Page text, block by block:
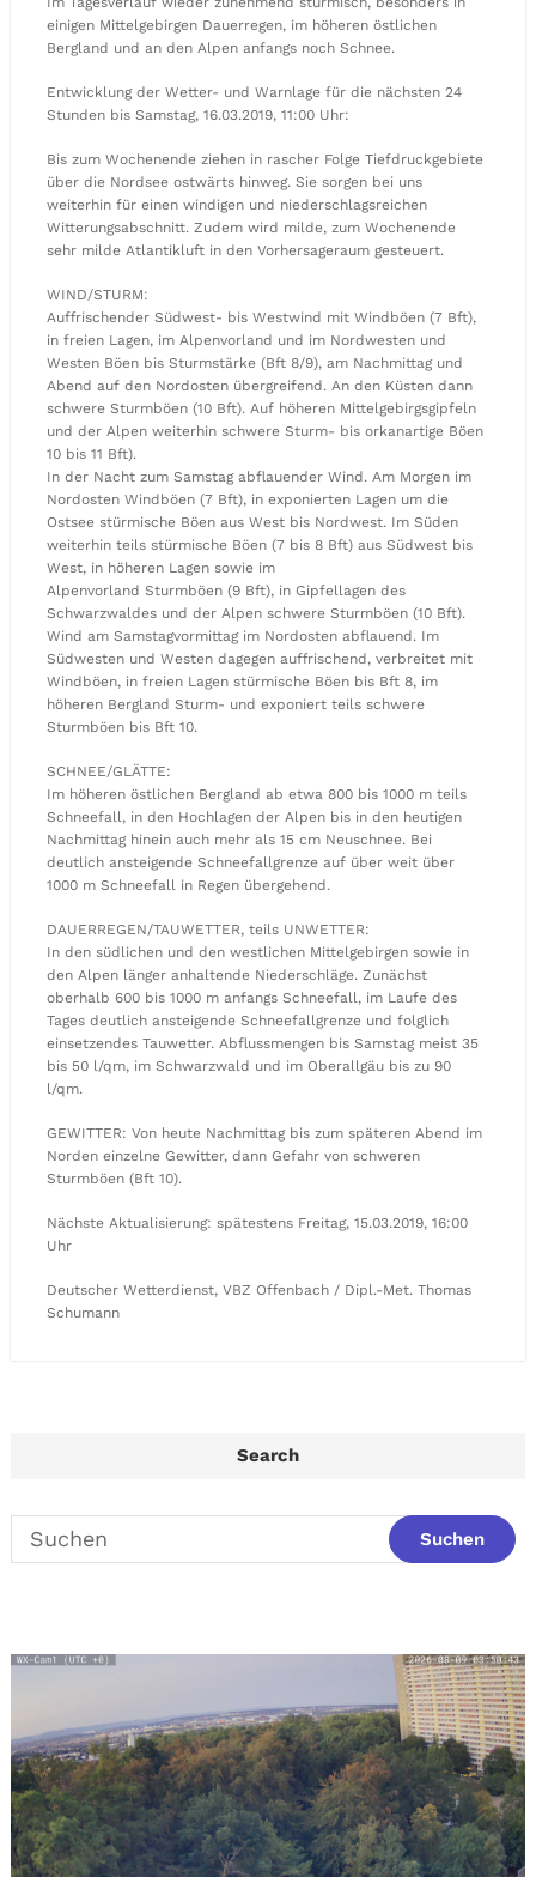
einigen Mittelgebirgen Dauerregen, im höheren östlichen
Bergland und an den Alpen anfangs noch Schnee.
Entwicklung der Wetter- und Warnlage für die nächsten 24
Stunden bis Samstag, 16.03.2019, 11:00 Uhr:
Bis zum Wochenende ziehen in rascher Folge Tiefdruckgebiete
über die Nordsee ostwärts hinweg. Sie sorgen bei uns
weiterhin für einen windigen und niederschlagsreichen
Witterungsabschnitt. Zudem wird milde, zum Wochenende
sehr milde Atlantikluft in den Vorhersageraum gesteuert.
WIND/STURM:
Auffrischender Südwest- bis Westwind mit Windböen (7 Bft),
in freien Lagen, im Alpenvorland und im Nordwesten und
Westen Böen bis Sturmstärke (Bft 8/9), am Nachmittag und
Abend auf den Nordosten übergreifend. An den Küsten dann
schwere Sturmböen (10 Bft). Auf höheren Mittelgebirgsgipfeln
und der Alpen weiterhin schwere Sturm- bis orkanartige Böen
10 bis 11 Bft).
In der Nacht zum Samstag abflauender Wind. Am Morgen im
Nordosten Windböen (7 Bft), in exponierten Lagen um die
Ostsee stürmische Böen aus West bis Nordwest. Im Süden
weiterhin teils stürmische Böen (7 bis 8 Bft) aus Südwest bis
West, in höheren Lagen sowie im
Alpenvorland Sturmböen (9 Bft), in Gipfellagen des
Schwarzwaldes und der Alpen schwere Sturmböen (10 Bft).
Wind am Samstagvormittag im Nordosten abflauend. Im
Südwesten und Westen dagegen auffrischend, verbreitet mit
Windböen, in freien Lagen stürmische Böen bis Bft 8, im
höheren Bergland Sturm- und exponiert teils schwere
Sturmböen bis Bft 10.
SCHNEE/GLÄTTE:
Im höheren östlichen Bergland ab etwa 800 bis 1000 m teils
Schneefall, in den Hochlagen der Alpen bis in den heutigen
Nachmittag hinein auch mehr als 15 cm Neuschnee. Bei
deutlich ansteigende Schneefallgrenze auf über weit über
1000 m Schneefall in Regen übergehend.
DAUERREGEN/TAUWETTER, teils UNWETTER:
In den südlichen und den westlichen Mittelgebirgen sowie in
den Alpen länger anhaltende Niederschläge. Zunächst
oberhalb 600 bis 1000 m anfangs Schneefall, im Laufe des
Tages deutlich ansteigende Schneefallgrenze und folglich
einsetzendes Tauwetter. Abflussmengen bis Samstag meist 35
bis 50 l/qm, im Schwarzwald und im Oberallgäu bis zu 90
l/qm.
GEWITTER: Von heute Nachmittag bis zum späteren Abend im
Norden einzelne Gewitter, dann Gefahr von schweren
Sturmböen (Bft 10).
Nächste Aktualisierung: spätestens Freitag, 15.03.2019, 16:00
Uhr
Deutscher Wetterdienst, VBZ Offenbach / Dipl.-Met. Thomas
Schumann
Search